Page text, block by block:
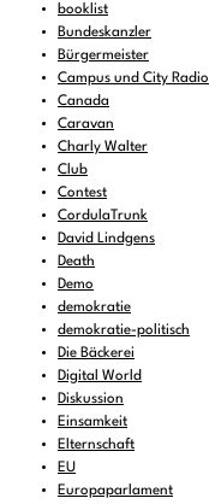
booklist
Bundeskanzler
Bürgermeister
Campus und City Radio
Canada
Caravan
Charly Walter
Club
Contest
CordulaTrunk
David Lindgens
Death
Demo
demokratie
demokratie-politisch
Die Bäckerei
Digital World
Diskussion
Einsamkeit
Elternschaft
EU
Europaparlament